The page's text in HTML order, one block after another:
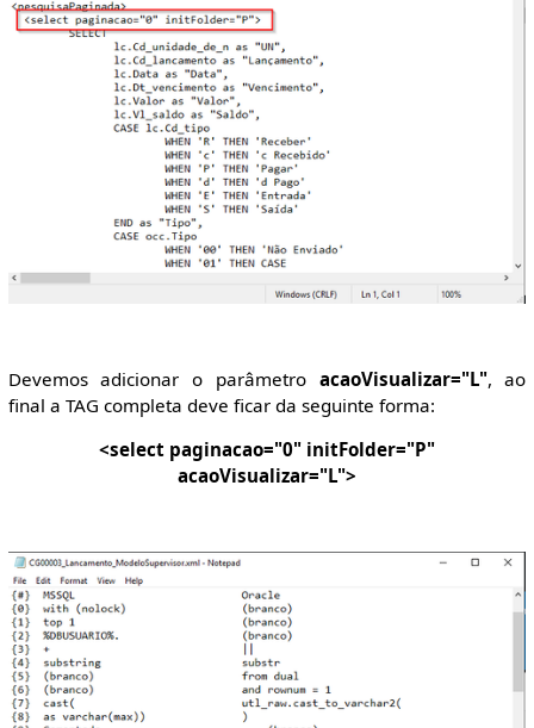
Devemos adicionar o parâmetro acaoVisualizar="L", ao
final a TAG completa deve ficar da seguinte forma:
<select paginacao="0" initFolder="P"
acaoVisualizar="L">